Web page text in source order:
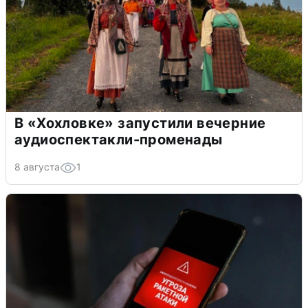
В «Хохловке» запустили вечерние
аудиоспектакли-променады
8 августа 1